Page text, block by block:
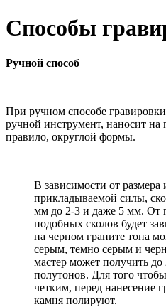
Способы
Ручной способ
При ручном способе
ручной инструмент, наносит на
правило, округлой формы.
В зависимости от размера
прикладываемой силы,
мм до 2-3 и даже 5 мм. От
подобных сколов будет
на черном граните тона
серым, темно серым и
мастер может получить
полутонов. Для того
четким, перед нанесение
камня полируют.